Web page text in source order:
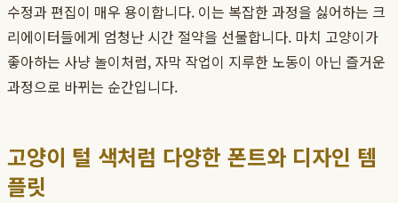
수정과 편집이 매우 용이합니다. 이는 복잡한 과정을 싫어하는 크
리에이터들에게 엄청난 시간 절약을 선물합니다. 마치 고양이가
좋아하는 사냥 놀이처럼, 자막 작업이 지루한 노동이 아닌 즐거운
과정으로 바뀌는 순간입니다.
고양이 털 색처럼 다양한 폰트와 디자인 템
플릿